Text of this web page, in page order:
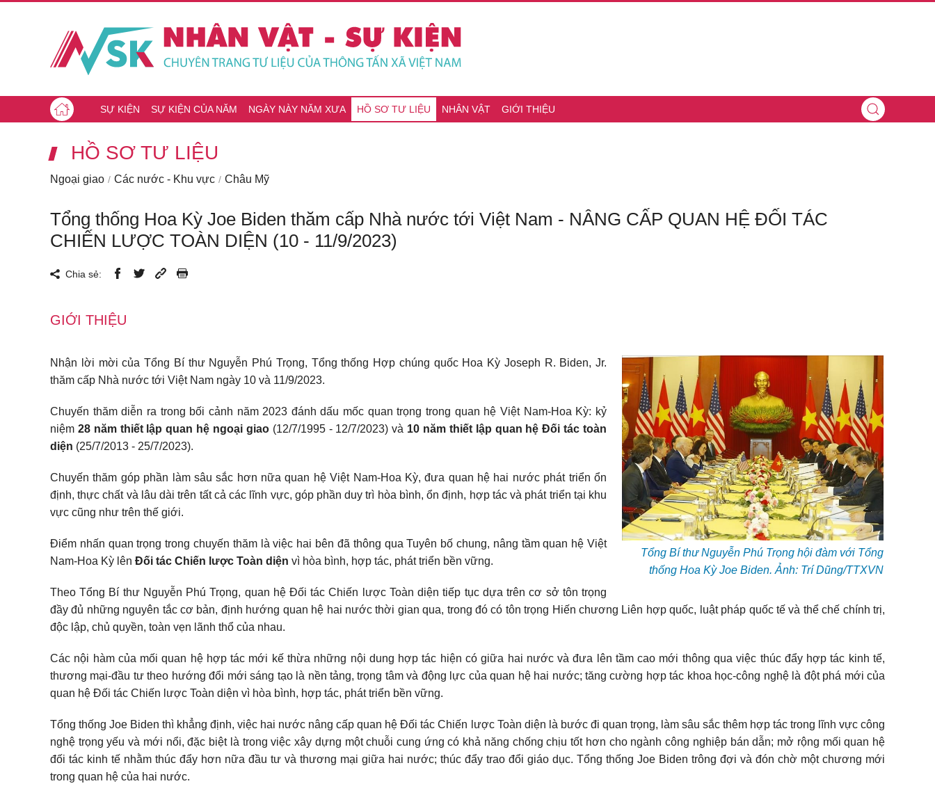
SỰ KIỆN SỰ KIỆN CỦA NĂM NGÀY NÀY NĂM XƯA HỒ SƠ TƯ LIỆU NHÂN VẬT GIỚI THIỆU
HỒ SƠ TƯ LIỆU
Ngoại giao Các nước - Khu vực Châu Mỹ
Tổng thống Hoa Kỳ Joe Biden thăm cấp Nhà nước tới Việt Nam - NÂNG CẤP QUAN HỆ ĐỐI TÁC
CHIẾN LƯỢC TOÀN DIỆN (10 - 11/9/2023)
Chia sẻ:
GIỚI THIỆU
Tổng Bí thư Nguyễn Phú Trọng hội đàm với Tổng
thống Hoa Kỳ Joe Biden. Ảnh: Trí Dũng/TTXVN
Nhận lời mời của Tổng Bí thư Nguyễn Phú Trọng, Tổng thống Hợp chúng quốc Hoa Kỳ Joseph R. Biden, Jr.
thăm cấp Nhà nước tới Việt Nam ngày 10 và 11/9/2023.
Chuyến thăm diễn ra trong bối cảnh năm 2023 đánh dấu mốc quan trọng trong quan hệ Việt Nam-Hoa Kỳ: kỷ
niệm 28 năm thiết lập quan hệ ngoại giao(12/7/1995 - 12/7/2023) và 10 năm thiết lập quan hệ Đối tác toàn
diện (25/7/2013 - 25/7/2023).
Chuyến thăm góp phần làm sâu sắc hơn nữa quan hệ Việt Nam-Hoa Kỳ, đưa quan hệ hai nước phát triển ổn
định, thực chất và lâu dài trên tất cả các lĩnh vực, góp phần duy trì hòa bình, ổn định, hợp tác và phát triển tại khu
vực cũng như trên thế giới.
Điểm nhấn quan trọng trong chuyến thăm là việc hai bên đã thông qua Tuyên bố chung, nâng tầm quan hệ Việt
Nam-Hoa Kỳ lên Đối tác Chiến lược Toàn diện vì hòa bình, hợp tác, phát triển bền vững.
Theo Tổng Bí thư Nguyễn Phú Trọng, quan hệ Đối tác Chiến lược Toàn diện tiếp tục dựa trên cơ sở tôn trọng
đầy đủ những nguyên tắc cơ bản, định hướng quan hệ hai nước thời gian qua, trong đó có tôn trọng Hiến chương Liên hợp quốc, luật pháp quốc tế và thể chế chính trị,
độc lập, chủ quyền, toàn vẹn lãnh thổ của nhau.
Các nội hàm của mối quan hệ hợp tác mới kế thừa những nội dung hợp tác hiện có giữa hai nước và đưa lên tầm cao mới thông qua việc thúc đẩy hợp tác kinh tế,
thương mại-đầu tư theo hướng đổi mới sáng tạo là nền tảng, trọng tâm và động lực của quan hệ hai nước; tăng cường hợp tác khoa học-công nghệ là đột phá mới của
quan hệ Đối tác Chiến lược Toàn diện vì hòa bình, hợp tác, phát triển bền vững.
Tổng thống Joe Biden thì khẳng định, việc hai nước nâng cấp quan hệ Đối tác Chiến lược Toàn diện là bước đi quan trọng, làm sâu sắc thêm hợp tác trong lĩnh vực công
nghệ trọng yếu và mới nổi, đặc biệt là trong việc xây dựng một chuỗi cung ứng có khả năng chống chịu tốt hơn cho ngành công nghiệp bán dẫn; mở rộng mối quan hệ
đối tác kinh tế nhằm thúc đẩy hơn nữa đầu tư và thương mại giữa hai nước; thúc đẩy trao đổi giáo dục. Tổng thống Joe Biden trông đợi và đón chờ một chương mới
trong quan hệ của hai nước.